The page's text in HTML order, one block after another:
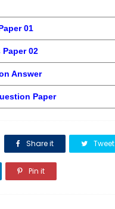
01
Paper 02
Answer
Paper
Share it Tweet
Pin it